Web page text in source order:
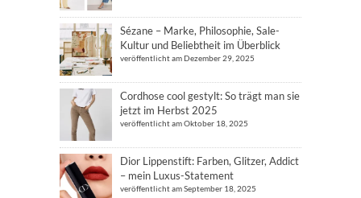
Sézane – Marke, Philosophie, Sale-
Kultur und Beliebtheit im Überblick
veröffentlicht am Dezember 29, 2025
Cordhose cool gestylt: So trägt man sie
jetzt im Herbst 2025
veröffentlicht am Oktober 18, 2025
Dior Lippenstift: Farben, Glitzer, Addict
– mein Luxus-Statement
veröffentlicht am September 18, 2025